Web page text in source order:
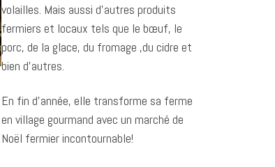
volailles. Mais aussi d’autres produits
fermiers et locaux tels que le bœuf, le
porc, de la glace, du fromage ,du cidre et
bien d’autres.
En fin d’année, elle transforme sa ferme
en village gourmand avec un marché de
Noël fermier incontournable!